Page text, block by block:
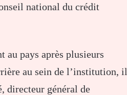
national du crédit
au pays après plusieurs
au sein de l’institution, il
directeur général de